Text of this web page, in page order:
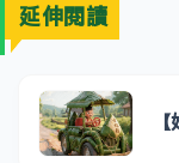
延伸閱讀